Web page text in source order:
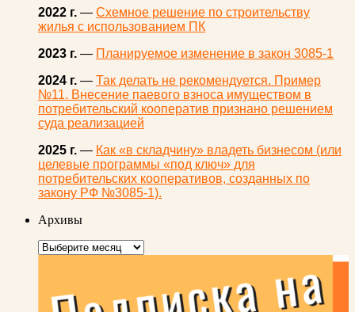
2022 г. — Схемное решение по строительству
жилья с использованием ПК
2023 г. — Планируемое изменение в закон 3085-1
2024 г. — Так делать не рекомендуется. Пример
№11. Внесение паевого взноса имуществом в
потребительский кооператив признано решением
суда реализацией
2025 г. — Как «в складчину» владеть бизнесом (или
целевые программы «под ключ» для
потребительских кооперативов, созданных по
закону РФ №3085-1).
Архивы
Архивы